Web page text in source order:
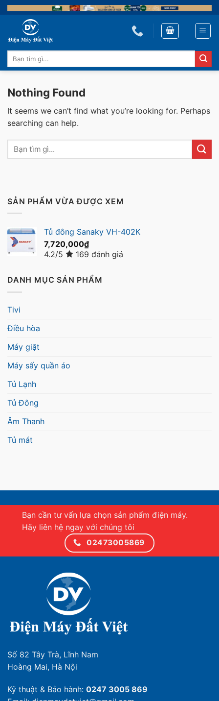
Skip
to
content
Tìm
kiếm:
Nothing Found
It seems we can’t find what you’re looking for. Perhaps
searching can help.
SẢN PHẨM VỪA ĐƯỢC XEM
Tủ đông Sanaky VH-402K
7,720,000₫
4.2/5
169 đánh giá
DANH MỤC SẢN PHẨM
Tivi
Điều hòa
Máy giặt
Máy sấy quần áo
Tủ Lạnh
Tủ Đông
Âm Thanh
Tủ mát
Bạn cần tư vấn lựa chọn sản phẩm điện máy.
Hãy liên hệ ngay với chúng tôi
02473005869
Số 82 Tây Trà, Lĩnh Nam
Hoàng Mai, Hà Nội
Kỹ thuật & Bảo hành: 0247 3005 869